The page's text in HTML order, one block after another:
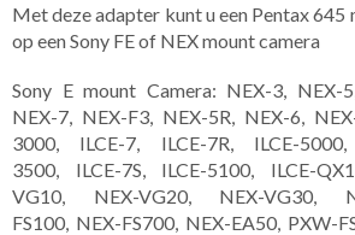
Met deze adapter kunt u een Pentax 645
op een Sony FE of NEX mount camera
Sony E mount Camera: NEX-3, NEX-
NEX-7, NEX-F3, NEX-5R, NEX-6,
3000, ILCE-7, ILCE-7R, ILCE-
3500, ILCE-7S, ILCE-5100, ILCE-
VG10, NEX-VG20, NEX-VG30,
FS100, NEX-FS700, NEX-EA50, PXW-